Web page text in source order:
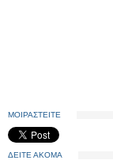
ΜΟΙΡΑΣΤΕΙΤΕ
ΔΕΙΤΕ ΑΚΟΜΑ